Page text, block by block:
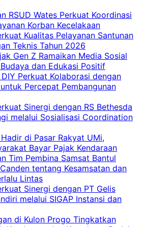
RSUD Wates Perkuat Koordinasi
Korban Kecelakaan
Kualitas Pelayanan Santunan
Teknis Tahun 2026
Gen Z Ramaikan Media Sosial
dan Edukasi Positif
DIY Perkuat Kolaborasi dengan
Percepat Pembangunan
Sinergi dengan RS Bethesda
melalui Sosialisasi Coordination
di Pasar Rakyat UMi,
Bayar Pajak Kendaraan
Tim Pembina Samsat Bantul
tentang Kesamsatan dan
Lintas
Sinergi dengan PT Gelis
melalui SIGAP Instansi dan
di Kulon Progo Tingkatkan